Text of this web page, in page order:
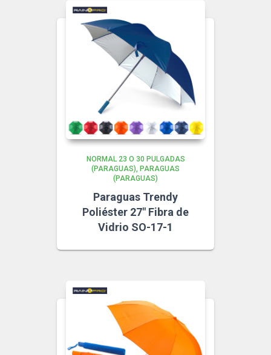
NORMAL 23 O 30 PULGADAS
(PARAGUAS)
PARAGUAS
(PARAGUAS)
Paraguas Trendy
Poliéster 27″ Fibra de
Vidrio SO-17-1